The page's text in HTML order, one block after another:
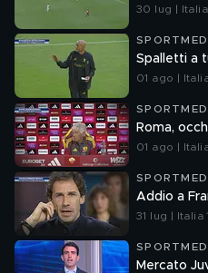
30 lug | Italia
Spalletti a
01 ago | Italia
Roma,
01 ago | Italia
Addio a
31 lug | Italia 1
Mercato